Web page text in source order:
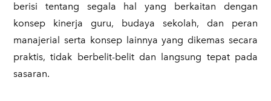
berisi tentang segala hal yang berkaitan dengan
konsep kinerja guru, budaya sekolah, dan peran
manajerial serta konsep lainnya yang dikemas secara
praktis, tidak berbelit-belit dan langsung tepat pada
sasaran.